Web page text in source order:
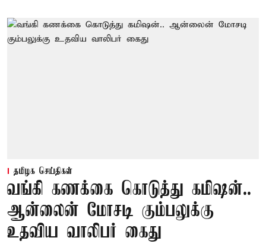
தமிழக செய்திகள்
வங்கி கணக்கை கொடுத்து கமிஷன்..
ஆன்லைன் மோசடி கும்பலுக்கு
உதவிய வாலிபர் கைது